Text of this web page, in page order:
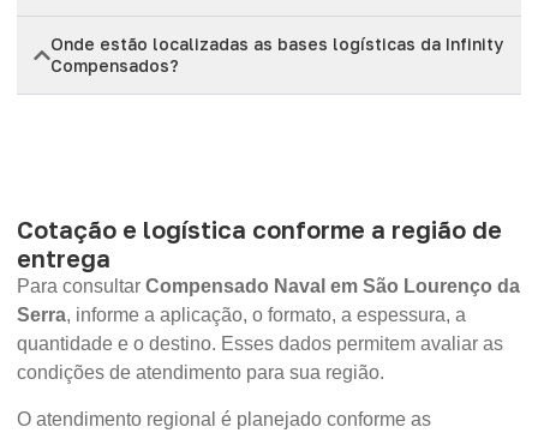
Onde estão localizadas as bases logísticas da Infinity
Compensados?
Cotação e logística conforme a região de
entrega
Para consultar Compensado Naval em São Lourenço da
Serra, informe a aplicação, o formato, a espessura, a
quantidade e o destino. Esses dados permitem avaliar as
condições de atendimento para sua região.
O atendimento regional é planejado conforme as